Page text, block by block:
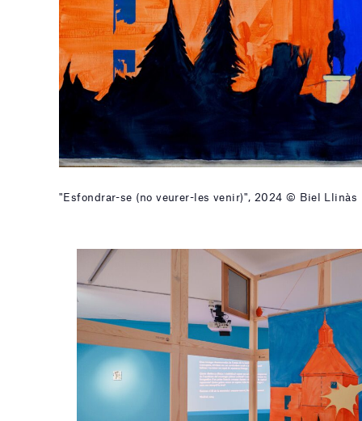
"Esfondrar-se (no veurer-les venir)", 2024 © Biel Llinàs